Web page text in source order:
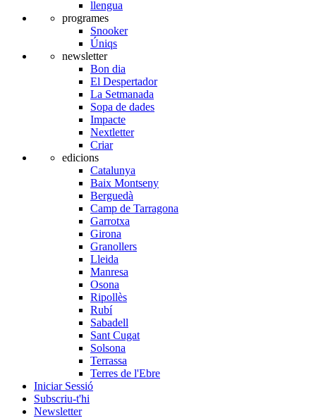
llengua
programes
Snooker
Úniqs
newsletter
Bon dia
El Despertador
La Setmanada
Sopa de dades
Impacte
Nextletter
Criar
edicions
Catalunya
Baix Montseny
Berguedà
Camp de Tarragona
Garrotxa
Girona
Granollers
Lleida
Manresa
Osona
Ripollès
Rubí
Sabadell
Sant Cugat
Solsona
Terrassa
Terres de l'Ebre
Iniciar Sessió
Subscriu-t'hi
Newsletter